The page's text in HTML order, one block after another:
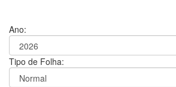
Ano:
Tipo de Folha: